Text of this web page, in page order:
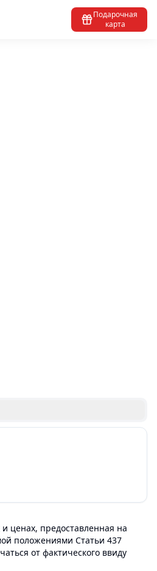
Подарочная
карта
ценах, предоставленная на
положениями Статьи 437
от фактического ввиду